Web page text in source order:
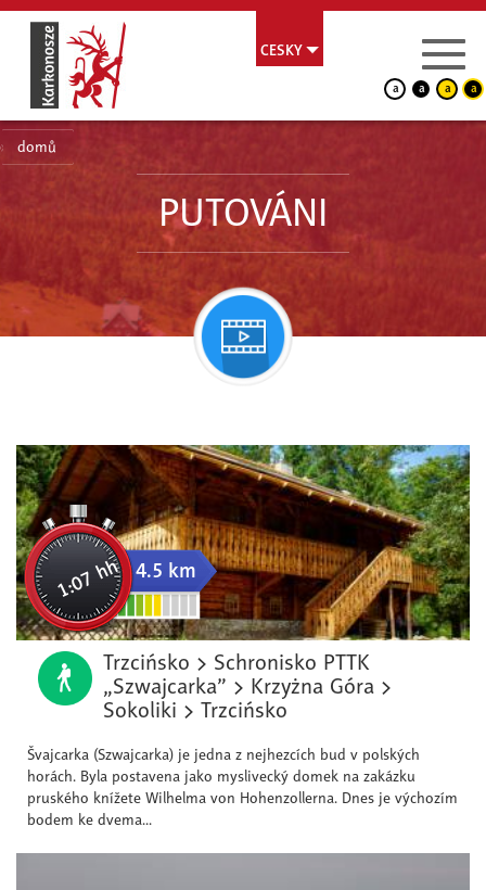
CESKY
a a a a
domů
PUTOVÁNI
1:07 hh 4.5 km
Trzcińsko > Schronisko PTTK
„Szwajcarka” > Krzyżna Góra >
Sokoliki > Trzcińsko
Švajcarka (Szwajcarka) je jedna z nejhezcích bud v polských
horách. Byla postavena jako myslivecký domek na zakázku
pruského knížete Wilhelma von Hohenzollerna. Dnes je výchozím
bodem ke dvema...